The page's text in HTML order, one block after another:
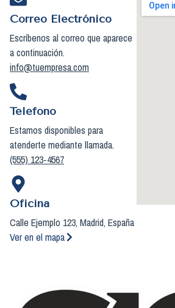
Correo Electrónico
Escríbenos al correo que aparece
a continuación.
info@tuempresa.com
Teléfono
Estamos disponibles para
atenderte mediante llamada.
(555) 123-4567
Oficina
Calle Ejemplo 123, Madrid, España
Ver en el mapa